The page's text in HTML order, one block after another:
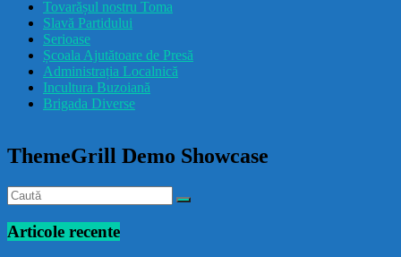
drăcușorulbuzoian
Tovarășul nostru Toma
Slavă Partidului
Serioase
Școala Ajutătoare de Presă
Administrația Localnică
Incultura Buzoiană
Brigada Diverse
ThemeGrill Demo Showcase
Articole recente